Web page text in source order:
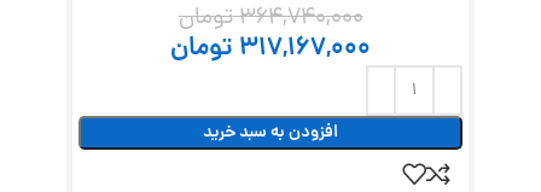
364,740,000تومان
317,167,000 تومان
افزودن به سبد خرید